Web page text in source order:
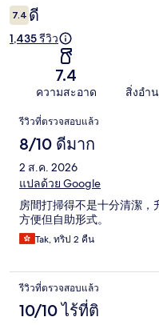
7.4 ดี
1,435 รีวิว
7.4
ความสะอาด สิ่งอำ
รีวิว
รีวิวที่ตรวจสอบแล้ว
8/10 ดีมาก
2 ส.ค. 2026
แปลด้วย Google
房間打掃得不是十分清潔
方便但自助形式。
Tak, ทริป 2 คืน
รีวิวที่ตรวจสอบแล้ว
10/10 ไร้ที่ติ